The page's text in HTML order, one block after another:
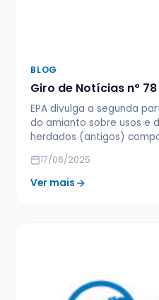
BLOG
Giro de Notícias n°
EPA divulga a segunda
do amianto sobre usos e
herdados (antigos)
17/06/2025
Ver mais